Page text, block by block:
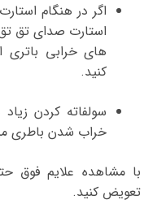
اگر در هنگام
استارت صدای تق
های خرابی
کنید.
سولفاته کردن
خراب شدن باطری
با مشاهده علایم فوق
تعویض کنید.